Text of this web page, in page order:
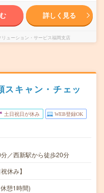
詳しく見る
ューション・サービス福岡支店
スキャン・チェッ
土日祝日が休み WEB登録OK
／西新駅から徒歩20分
休み】
憩1時間)